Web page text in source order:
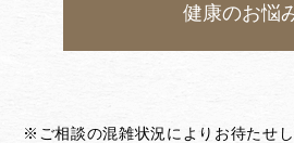
健康のお悩
※ご相談の混雑状況によりお待たせ